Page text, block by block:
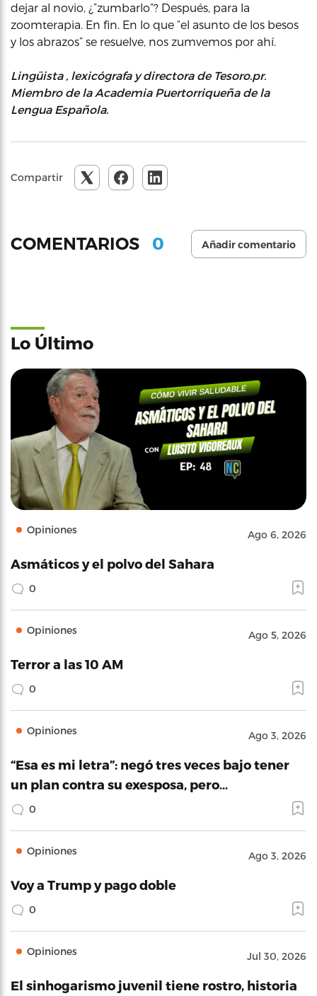
dejar al novio, ¿”zumbarlo”? Después, para la
zoomterapia. En fin. En lo que “el asunto de los besos
y los abrazos” se resuelve, nos zumvemos por ahí.
Lingüista , lexicógrafa y directora de Tesoro.pr.
Miembro de la Academia Puertorriqueña de la
Lengua Española.
Compartir
COMENTARIOS 0 Añadir comentario
Lo Último
Opiniones Ago 6, 2026
Asmáticos y el polvo del Sahara
0
Opiniones Ago 5, 2026
Terror a las 10 AM
0
Opiniones Ago 3, 2026
“Esa es mi letra”: negó tres veces bajo tener
un plan contra su exesposa, pero…
0
Opiniones Ago 3, 2026
Voy a Trump y pago doble
0
Opiniones Jul 30, 2026
El sinhogarismo juvenil tiene rostro, historia